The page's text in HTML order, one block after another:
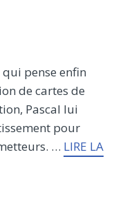
qui pense enfin
de cartes de
Pascal lui
pour
… LIRE LA